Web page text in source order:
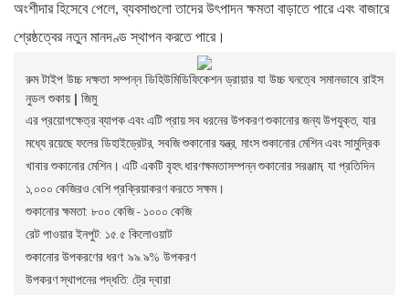
অংশীদার হিসেবে পেলে, ব্যবসাগুলো তাদের উৎপাদন ক্ষমতা বাড়াতে পারে এবং বাজারে
শ্রেষ্ঠত্বের নতুন মানদণ্ড স্থাপন করতে পারে।
রুম টাইপ উচ্চ দক্ষতা সম্পন্ন ডিহিউমিডিফিকেশন ড্রায়ার যা উচ্চ ঘনত্বে সমানভাবে রাইস
নুডল শুকায় | জিমু
এর প্রয়োগক্ষেত্র ব্যাপক এবং এটি প্রায় সব ধরনের উপকরণ শুকানোর জন্য উপযুক্ত, যার
মধ্যে রয়েছে ফলের ডিহাইড্রেটর, সবজি শুকানোর যন্ত্র, মাংস শুকানোর মেশিন এবং সামুদ্রিক
খাবার শুকানোর মেশিন। এটি একটি বৃহৎ ধারণক্ষমতাসম্পন্ন শুকানোর সরঞ্জাম, যা প্রতিদিন
১,০০০ কেজিরও বেশি প্রক্রিয়াকরণ করতে সক্ষম।
শুকানোর ক্ষমতা: ৮০০ কেজি - ১০০০ কেজি
রেট পাওয়ার ইনপুট: ১৫.৫ কিলোওয়াট
শুকানোর উপকরণের ধরণ: ৯৯.৯% উপকরণ
উপকরণ স্থাপনের পদ্ধতি: ট্রে দ্বারা